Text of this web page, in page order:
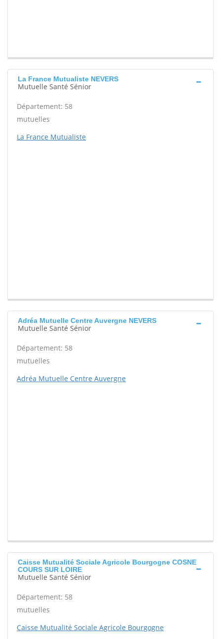
La France Mutualiste NEVERS
Mutuelle Santé Sénior
Département: 58
mutuelles
La France Mutualiste
Adréa Mutuelle Centre Auvergne NEVERS
Mutuelle Santé Sénior
Département: 58
mutuelles
Adréa Mutuelle Centre Auvergne
Caisse Mutualité Sociale Agricole Bourgogne COSNE
COURS SUR LOIRE
Mutuelle Santé Sénior
Département: 58
mutuelles
Caisse Mutualité Sociale Agricole Bourgogne